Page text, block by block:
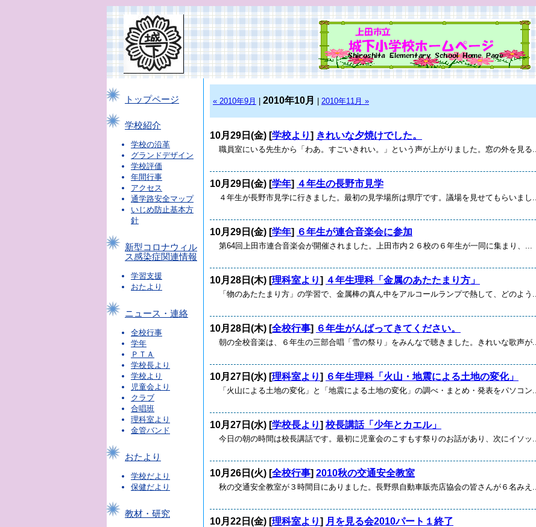
トップページ
学校紹介
学校の沿革
グランドデザイン
学校評価
年間行事
アクセス
通学路安全マップ
いじめ防止基本方
針
新型コロナウィル
ス感染症関連情報
学習支援
おたより
ニュース・連絡
全校行事
学年
ＰＴＡ
学校長より
学校より
児童会より
クラブ
合唱班
理科室より
金管バンド
おたより
学校だより
保健だより
教材・研究
« 2010年9月 2010年10月 2010年11月 »
10月29日(金) [学校より] きれいな夕焼けでした。
職員室にいる先生から「わあ。すごいきれい。」という声が上がりました。窓の外を見る...
10月29日(金) [学年] ４年生の長野市見学
４年生が長野市見学に行きました。最初の見学場所は県庁です。議場を見せてもらいまし...
10月29日(金) [学年] ６年生が連合音楽会に参加
第64回上田市連合音楽会が開催されました。上田市内２６校の６年生が一同に集まり、...
10月28日(木) [理科室より] ４年生理科「金属のあたたまり方」
「物のあたたまり方」の学習で、金属棒の真ん中をアルコールランプで熱して、どのよう...
10月28日(木) [全校行事] ６年生がんばってきてください。
朝の全校音楽は、６年生の三部合唱「雪の祭り」をみんなで聴きました。きれいな歌声が...
10月27日(水) [理科室より] ６年生理科「火山・地震による土地の変化」
「火山による土地の変化」と「地震による土地の変化」の調べ・まとめ・発表をパソコン...
10月27日(水) [学校長より] 校長講話「少年とカエル」
今日の朝の時間は校長講話です。最初に児童会のこすもす祭りのお話があり、次にイソッ...
10月26日(火) [全校行事] 2010秋の交通安全教室
秋の交通安全教室が３時間目にありました。長野県自動車販売店協会の皆さんが６名みえ...
10月22日(金) [理科室より] 月を見る会2010パート１終了